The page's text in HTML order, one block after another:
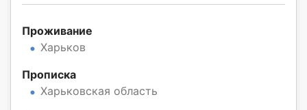
Проживание
Харьков
Прописка
Харьковская область